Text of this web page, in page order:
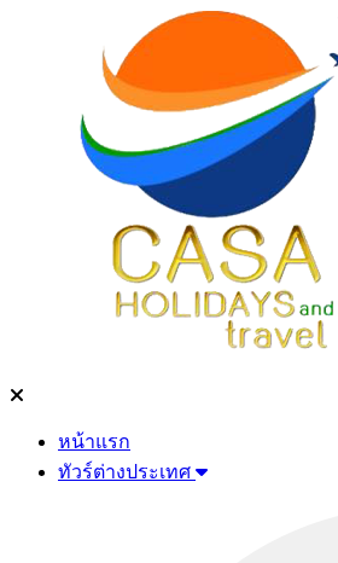
หน้าแรก
ทัวร์ต่างประเทศ